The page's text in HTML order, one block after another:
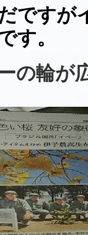
ですが
す。
の輪